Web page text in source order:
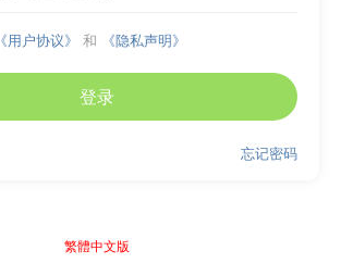
《用户协议》 和 《隐私声明》
登录
忘记密码
繁體中文版